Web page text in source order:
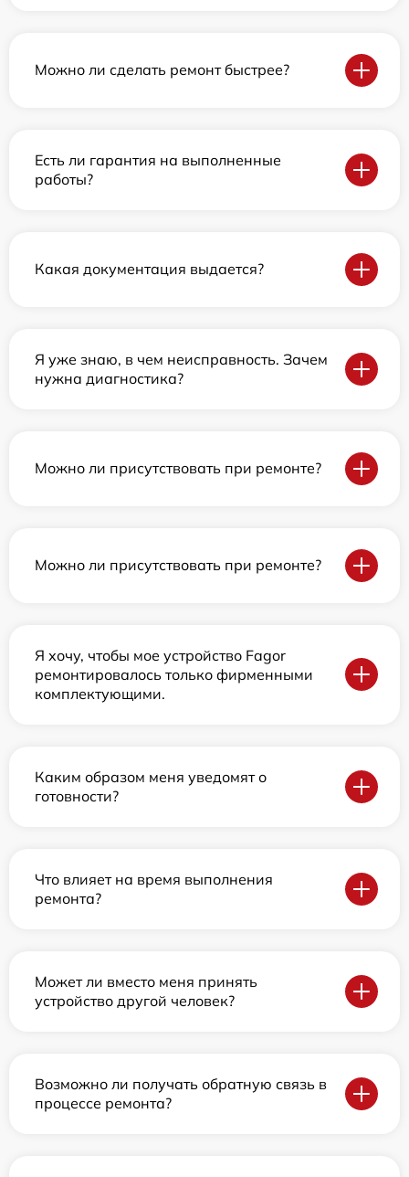
Можно ли сделать ремонт быстрее?
Есть ли гарантия на выполненные
работы?
Какая документация выдается?
Я уже знаю, в чем неисправность. Зачем
нужна диагностика?
Можно ли присутствовать при ремонте?
Можно ли присутствовать при ремонте?
Я хочу, чтобы мое устройство Fagor
ремонтировалось только фирменными
комплектующими.
Каким образом меня уведомят о
готовности?
Что влияет на время выполнения
ремонта?
Может ли вместо меня принять
устройство другой человек?
Возможно ли получать обратную связь в
процессе ремонта?